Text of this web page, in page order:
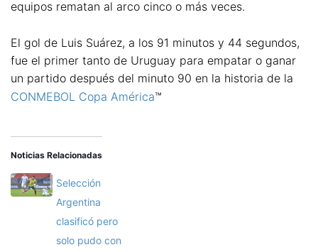
equipos rematan al arco cinco o más veces.
El gol de Luis Suárez, a los 91 minutos y 44 segundos,
fue el primer tanto de Uruguay para empatar o ganar
un partido después del minuto 90 en la historia de la
CONMEBOL Copa América™
Noticias Relacionadas
Selección
Argentina
clasificó pero
solo pudo con